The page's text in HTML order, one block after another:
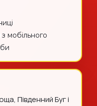
мобільного
Південний Буг і